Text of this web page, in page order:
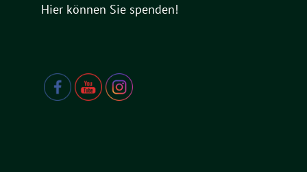
Hier können Sie spenden!